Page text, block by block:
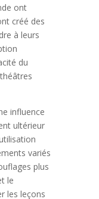
ont
créé des
à leurs
du
influence
ultérieur
variés
plus
le
les leçons